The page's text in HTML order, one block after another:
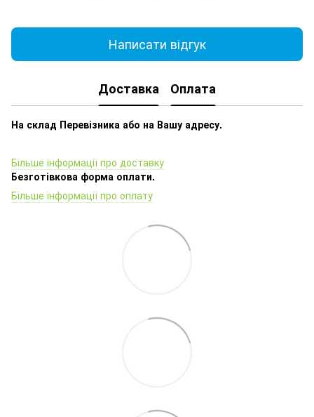
Написати відгук
Доставка Оплата
На склад Перевізника або на Вашу адресу.
Більше інформації про доставку
Безготівкова форма оплати.
Більше інформації про оплату